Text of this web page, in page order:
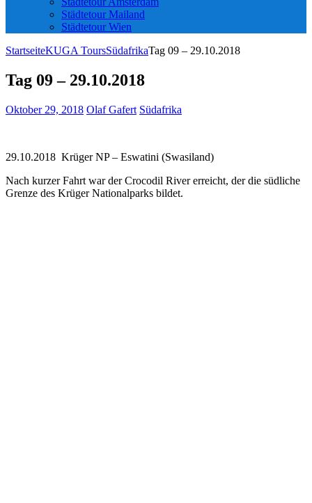
Städtetour Mailand
Städtetour Wien
StartseiteKUGA ToursSüdafrikaTag 09 – 29.10.2018
Tag 09 – 29.10.2018
Oktober 29, 2018 Olaf Gafert Südafrika
29.10.2018 Krüger NP – Eswatini (Swasiland)
Nach kurzer Fahrt war der Crocodil River erreicht, der die südliche
Grenze des Krüger Nationalparks bildet.